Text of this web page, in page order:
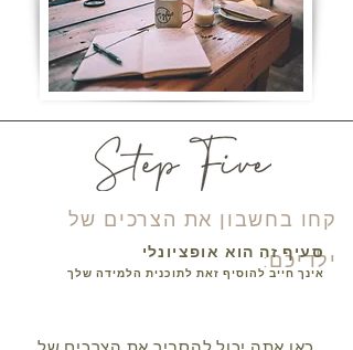
קחו בחשבון את הצרכים של
ילדיכם:
סעיף זה הוא אופציונלי
אינך חייב להוסיף זאת לתוכנית הלמידה שלך